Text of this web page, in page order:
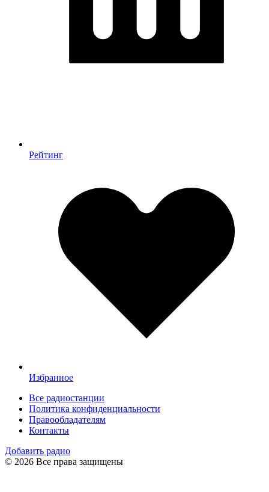
Рейтинг
Избранное
Все радиостанции
Политика конфиденциальности
Правообладателям
Контакты
Добавить радио
© 2026 Все права защищены